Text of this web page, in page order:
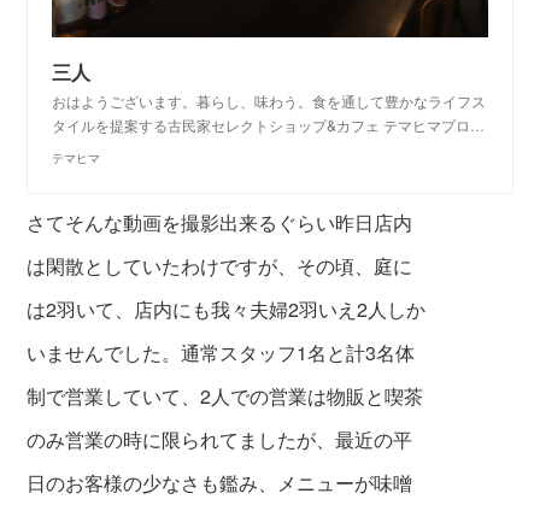
三人
おはようございます。暮らし、味わう。食を通して豊かなライフス
タイルを提案する古民家セレクトショップ&カフェ テマヒマプロ…
テマヒマ
さてそんな動画を撮影出来るぐらい昨日店内
は閑散としていたわけですが、その頃、庭に
は2羽いて、 店内にも我々夫婦2羽いえ2人しか
いませんでした。通常スタッフ1名と計3名体
制で営業していて、2人での営業は物販と喫茶
のみ営業の時に限られてましたが、最近の平
日のお客様の少なさも鑑み、メニューが味噌